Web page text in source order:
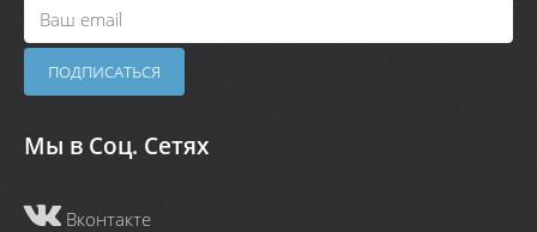
Мы в Соц. Сетях
Вконтакте